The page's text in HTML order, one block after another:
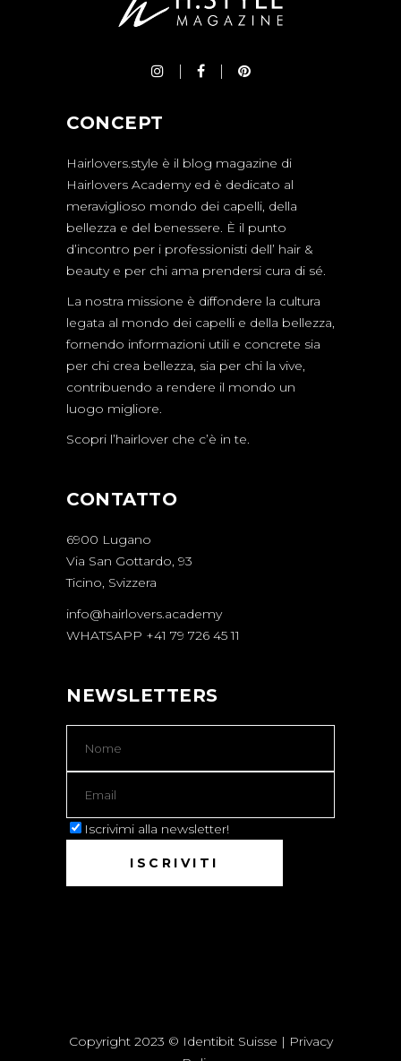
CONCEPT
Hairlovers.style è il blog magazine di
Hairlovers Academy ed è dedicato al
meraviglioso mondo dei capelli, della
bellezza e del benessere. È il punto
d’incontro per i professionisti dell’ hair &
beauty e per chi ama prendersi cura di sé.
La nostra missione è diffondere la cultura
legata al mondo dei capelli e della bellezza,
fornendo informazioni utili e concrete sia
per chi crea bellezza, sia per chi la vive,
contribuendo a rendere il mondo un
luogo migliore.
Scopri l’hairlover che c’è in te.
CONTATTO
6900 Lugano
Via San Gottardo, 93
Ticino, Svizzera
info@hairlovers.academy
WHATSAPP +41 79 726 45 11
NEWSLETTERS
Iscrivimi alla newsletter!
Copyright 2023 © Identibit Suisse | Privacy